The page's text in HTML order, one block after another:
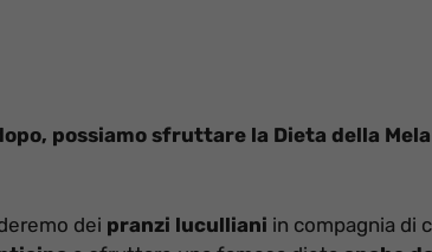
possiamo sfruttare la Dieta della Mela
dei pranzi luculliani in compagnia di